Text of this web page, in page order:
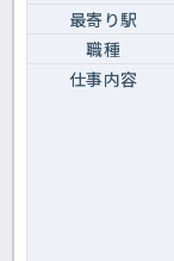
最寄り駅
職種
仕事内容